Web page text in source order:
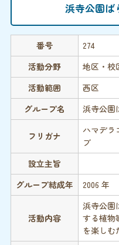
浜寺公園ば
番号
274
活動分野
地区・校
活動範囲
西区
グループ名
浜寺公園
フリガナ
ハマデラ
ブ
設立主旨
グループ結成年
2006 年
活動内容
浜寺公園
する植物
を楽しむ